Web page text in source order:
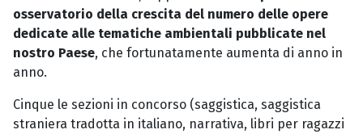
osservatorio della crescita del numero delle opere
dedicate alle tematiche ambientali pubblicate nel
nostro Paese, che fortunatamente aumenta di anno in
anno.
Cinque le sezioni in concorso (saggistica, saggistica
straniera tradotta in italiano, narrativa, libri per ragazzi